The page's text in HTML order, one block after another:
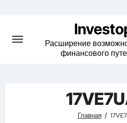
content
Расширение
финансового
Главная